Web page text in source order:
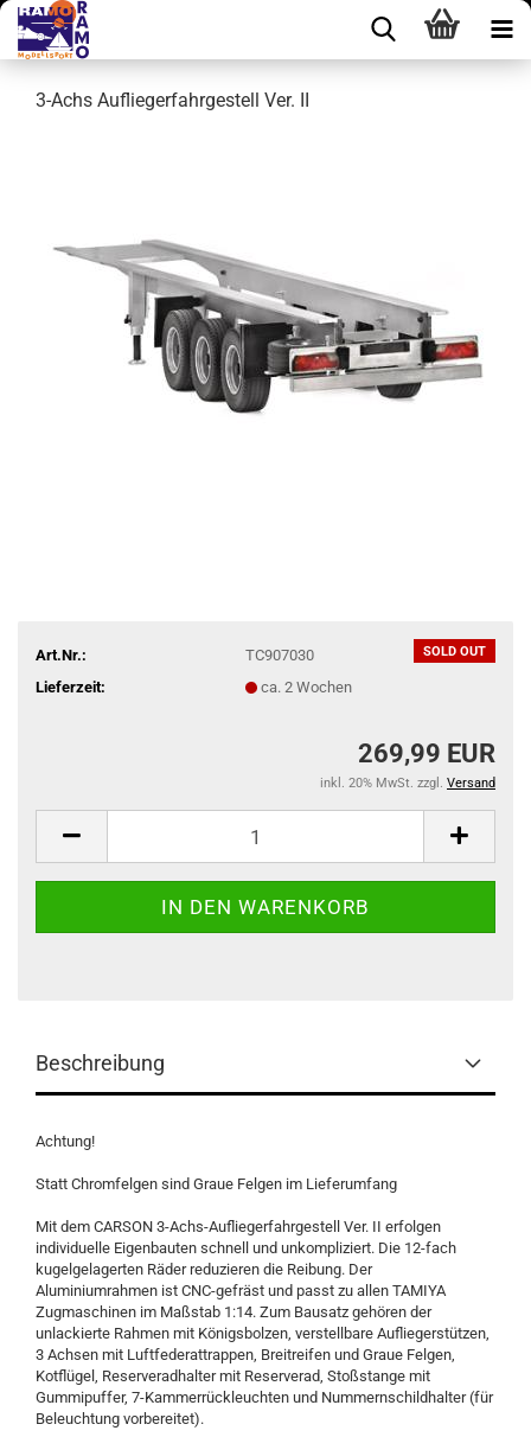
3-Achs Aufliegerfahrgestell Ver. II
SOLD OUT
Art.Nr.:
TC907030
Lieferzeit:
ca. 2 Wochen
269,99 EUR
inkl. 20% MwSt. zzgl. Versand
Beschreibung
Achtung!
Statt Chromfelgen sind Graue Felgen im Lieferumfang
Mit dem CARSON 3-Achs-Aufliegerfahrgestell Ver. II erfolgen
individuelle Eigenbauten schnell und unkompliziert. Die 12-fach
kugelgelagerten Räder reduzieren die Reibung. Der
Aluminiumrahmen ist CNC-gefräst und passt zu allen TAMIYA
Zugmaschinen im Maßstab 1:14. Zum Bausatz gehören der
unlackierte Rahmen mit Königsbolzen, verstellbare Aufliegerstützen,
3 Achsen mit Luftfederattrappen, Breitreifen und Graue Felgen,
Kotflügel, Reserveradhalter mit Reserverad, Stoßstange mit
Gummipuffer, 7-Kammerrückleuchten und Nummernschildhalter (für
Beleuchtung vorbereitet).